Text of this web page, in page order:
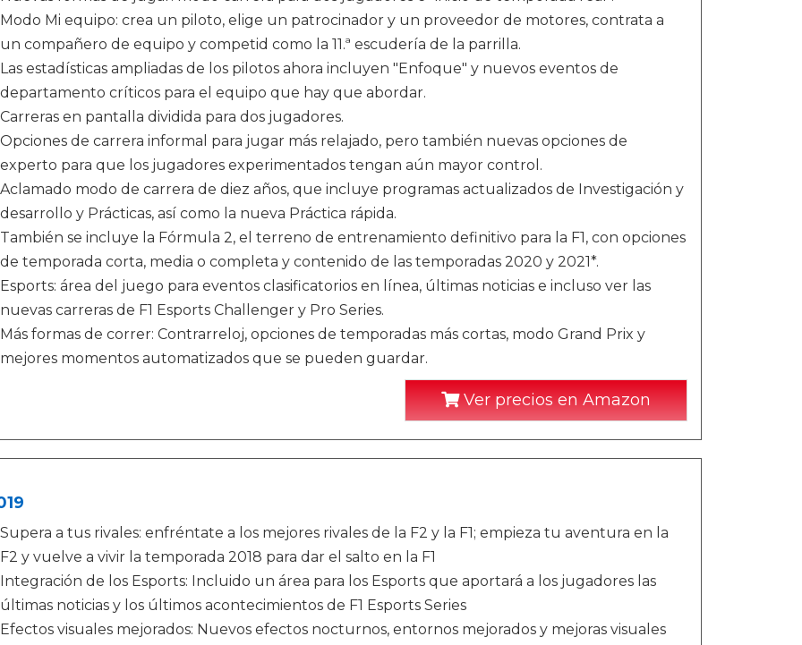
Modo Mi equipo: crea un piloto, elige un patrocinador y un proveedor de motores, contrata a
un compañero de equipo y competid como la 11.ª escudería de la parrilla.
Las estadísticas ampliadas de los pilotos ahora incluyen "Enfoque" y nuevos eventos de
departamento críticos para el equipo que hay que abordar.
Carreras en pantalla dividida para dos jugadores.
Opciones de carrera informal para jugar más relajado, pero también nuevas opciones de
experto para que los jugadores experimentados tengan aún mayor control.
Aclamado modo de carrera de diez años, que incluye programas actualizados de Investigación y
desarrollo y Prácticas, así como la nueva Práctica rápida.
También se incluye la Fórmula 2, el terreno de entrenamiento definitivo para la F1, con opciones
de temporada corta, media o completa y contenido de las temporadas 2020 y 2021*.
Esports: área del juego para eventos clasificatorios en línea, últimas noticias e incluso ver las
nuevas carreras de F1 Esports Challenger y Pro Series.
Más formas de correr: Contrarreloj, opciones de temporadas más cortas, modo Grand Prix y
mejores momentos automatizados que se pueden guardar.
Ver precios en Amazon
Supera a tus rivales: enfréntate a los mejores rivales de la F2 y la F1; empieza tu aventura en la
F2 y vuelve a vivir la temporada 2018 para dar el salto en la F1
Integración de los Esports: Incluido un área para los Esports que aportará a los jugadores las
últimas noticias y los últimos acontecimientos de F1 Esports Series
Efectos visuales mejorados: Nuevos efectos nocturnos, entornos mejorados y mejoras visuales